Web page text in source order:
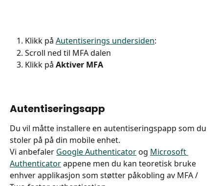
Klikk på Autentiserings undersiden:
Scroll ned til MFA dalen
Klikk på Aktiver MFA
Autentiseringsapp
Du vil måtte installere en autentiseringspapp som du
stoler på på din mobile enhet.
Vi anbefaler Google Authenticator og Microsoft
Authenticator appene men du kan teoretisk bruke
enhver applikasjon som støtter påkobling av MFA /